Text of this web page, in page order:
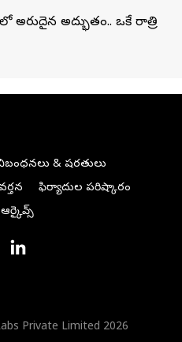
అరుదైన అద్భుతం.. ఒకే రాత్రి
& షరతులు
ఫిర్యాదుల పరిష్కారం
Private Limited 2026